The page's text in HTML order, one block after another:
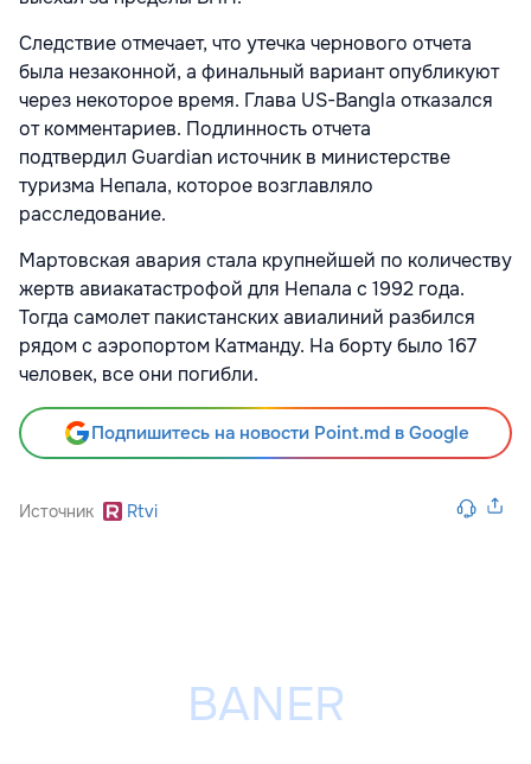
Следствие отмечает, что утечка чернового отчета
была незаконной, а финальный вариант опубликуют
через некоторое время. Глава US-Bangla отказался
от комментариев. Подлинность отчета
подтвердил Guardian источник в министерстве
туризма Непала, которое возглавляло
расследование.
Мартовская авария стала крупнейшей по количеству
жертв авиакатастрофой для Непала с 1992 года.
Тогда самолет пакистанских авиалиний разбился
рядом с аэропортом Катманду. На борту было 167
человек, все они погибли.
Подпишитесь на новости Point.md в Google
Источник Rtvi